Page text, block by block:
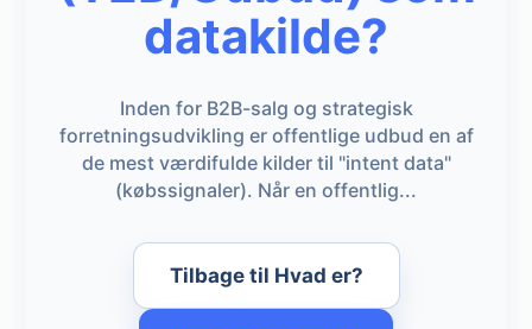
datakilde?
Inden for B2B-salg og strategisk
forretningsudvikling er offentlige udbud en af
de mest værdifulde kilder til "intent data"
(købssignaler). Når en offentlig...
Tilbage til Hvad er?